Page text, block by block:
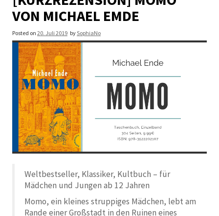
VON MICHAEL EMDE
Posted on 20. Juli 2019 bySophiaNo
Weltbestseller, Klassiker, Kultbuch – für
Mädchen und Jungen ab 12 Jahren
Momo, ein kleines struppiges Mädchen, lebt am
Rande einer Großstadt in den Ruinen eines